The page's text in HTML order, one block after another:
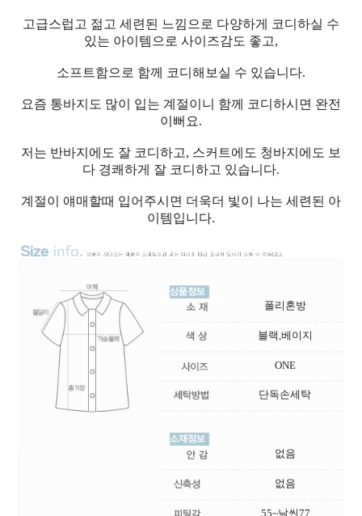
고급스럽고 젊고 세련된 느낌으로 다양하게 코디하실 수
있는 아이템으로 사이즈감도 좋고,
소프트함으로 함께 코디해보실 수 있습니다.
요즘 통바지도 많이 입는 계절이니 함께 코디하시면 완전
이뻐요.
저는 반바지에도 잘 코디하고, 스커트에도 청바지에도 보
다 경쾌하게 잘 코디하고 있습니다.
계절이 얘매할때 입어주시면 더욱더 빛이 나는 세련된 아
이템입니다.
폴리혼방
블랙,베이지
ONE
단독손세탁
없음
없음
55~날씬77